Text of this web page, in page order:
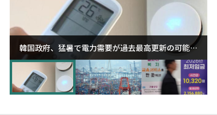
韓国政府、猛暑で電力需要が過去最高更新の可能性
に需給対応体制を点検